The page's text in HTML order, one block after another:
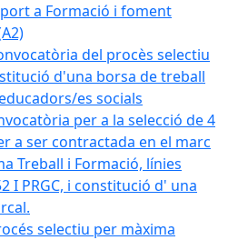
a Formació i foment
del procès selectiu
d'una borsa de treball
es socials
per a la selecció de 4
a ser contractada en el marc
Treball i Formació, línies
I PRGC, i constitució d' una
selectiu per màxima